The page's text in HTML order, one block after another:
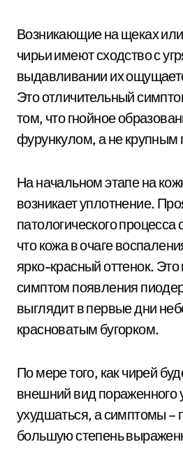
Возникающие на щеках
чирьи имеют сходство с
выдавливании их
Это отличительный
том, что гнойное
фурункулом, а не
На начальном этапе на
возникает уплотнение.
патологического процесса
что кожа в очаге
ярко-красный оттенок.
симптом появления
выглядит в первые дни
красноватым бугорком.
По мере того, как чирей
внешний вид пораженного
ухудшаться, а симптомы –
большую степень